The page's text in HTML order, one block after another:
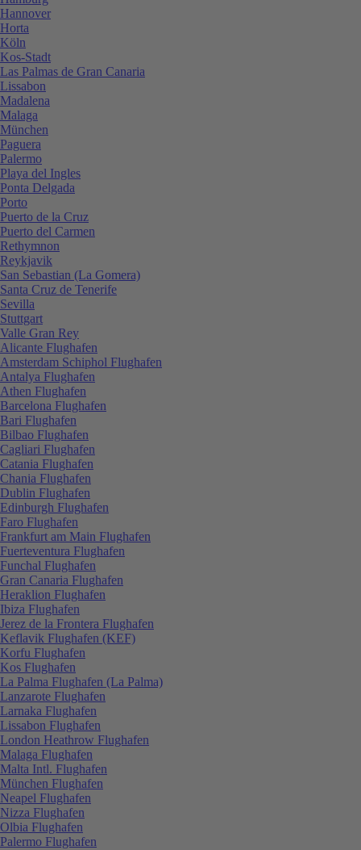
Hannover
Horta
Köln
Kos-Stadt
Las Palmas de Gran Canaria
Lissabon
Madalena
Malaga
München
Paguera
Palermo
Playa del Ingles
Ponta Delgada
Porto
Puerto de la Cruz
Puerto del Carmen
Rethymnon
Reykjavik
San Sebastian (La Gomera)
Santa Cruz de Tenerife
Sevilla
Stuttgart
Valle Gran Rey
Alicante Flughafen
Amsterdam Schiphol Flughafen
Antalya Flughafen
Athen Flughafen
Barcelona Flughafen
Bari Flughafen
Bilbao Flughafen
Cagliari Flughafen
Catania Flughafen
Chania Flughafen
Dublin Flughafen
Edinburgh Flughafen
Faro Flughafen
Frankfurt am Main Flughafen
Fuerteventura Flughafen
Funchal Flughafen
Gran Canaria Flughafen
Heraklion Flughafen
Ibiza Flughafen
Jerez de la Frontera Flughafen
Keflavik Flughafen (KEF)
Korfu Flughafen
Kos Flughafen
La Palma Flughafen (La Palma)
Lanzarote Flughafen
Larnaka Flughafen
Lissabon Flughafen
London Heathrow Flughafen
Malaga Flughafen
Malta Intl. Flughafen
München Flughafen
Neapel Flughafen
Nizza Flughafen
Olbia Flughafen
Palermo Flughafen